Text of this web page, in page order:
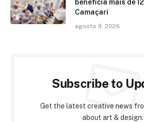
beneficia mais de
Camaçari
agosto 9, 2026
Subscribe to
Get the latest creative news
about art & design.